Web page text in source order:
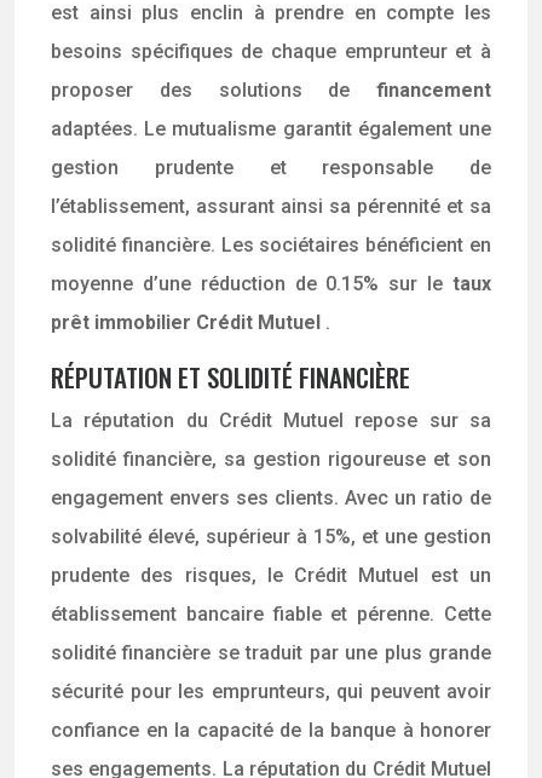
est ainsi plus enclin à prendre en compte les
besoins spécifiques de chaque emprunteur et à
proposer des solutions de financement
adaptées. Le mutualisme garantit également une
gestion prudente et responsable de
l’établissement, assurant ainsi sa pérennité et sa
solidité financière. Les sociétaires bénéficient en
moyenne d’une réduction de 0.15% sur le taux
prêt immobilier Crédit Mutuel .
RÉPUTATION ET SOLIDITÉ FINANCIÈRE
La réputation du Crédit Mutuel repose sur sa
solidité financière, sa gestion rigoureuse et son
engagement envers ses clients. Avec un ratio de
solvabilité élevé, supérieur à 15%, et une gestion
prudente des risques, le Crédit Mutuel est un
établissement bancaire fiable et pérenne. Cette
solidité financière se traduit par une plus grande
sécurité pour les emprunteurs, qui peuvent avoir
confiance en la capacité de la banque à honorer
ses engagements. La réputation du Crédit Mutuel